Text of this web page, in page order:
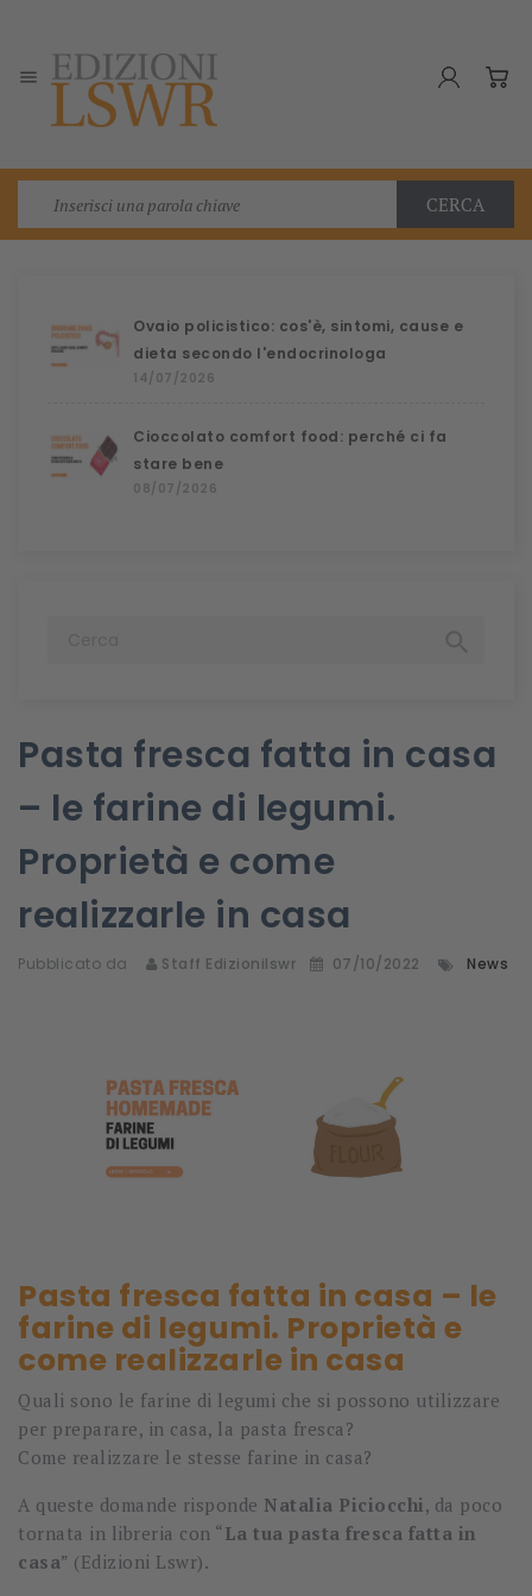

CERCA
Ovaio policistico: cos'è, sintomi, cause e
dieta secondo l'endocrinologa
14/07/2026
Cioccolato comfort food: perché ci fa
stare bene
08/07/2026
Pasta fresca fatta in casa
– le farine di legumi.
Proprietà e come
realizzarle in casa
Pubblicato da Staff Edizionilswr 07/10/2022 News
Pasta fresca fatta in casa – le
farine di legumi. Proprietà e
come realizzarle in casa
Quali sono le farine di legumi che si possono utilizzare
per preparare, in casa, la pasta fresca?
Come realizzare le stesse farine in casa?
A queste domande risponde Natalia Piciocchi, da poco
tornata in libreria con “ La tua pasta fresca fatta in
casa” (Edizioni Lswr).